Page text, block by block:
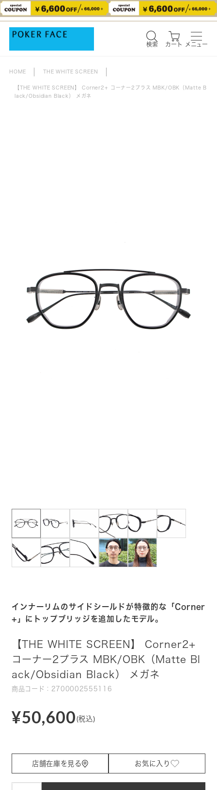
検索 カート メニュー
検索 カート メニュー
HOME THE WHITE SCREEN
【THE WHITE SCREEN】 Corner2+ コーナー2プラス MBK/OBK（Matte B
lack/Obsidian Black） メガネ
インナーリムのサイドシールドが特徴的な「Corner
+」にトップブリッジを追加したモデル。
【THE WHITE SCREEN】 Corner2+
コーナー2プラス MBK/OBK（Matte Bl
ack/Obsidian Black） メガネ
商品コード：2700002555116
¥50,600 (税込)
店舗在庫を見る お気に入り